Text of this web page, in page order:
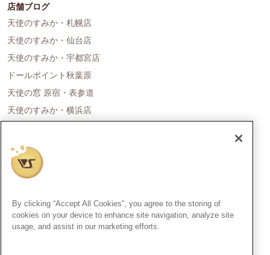
店舗ブログ
天使のすみか・札幌店
天使のすみか・仙台店
天使のすみか・宇都宮店
ドールポイント秋葉原
天使の窓 原宿・表参道
天使のすみか・横浜店
天使の里 霞中庵
ドールポイント大阪
天使のすみか・神戸店
天使のすみか・福岡店
By clicking “Accept All Cookies”, you agree to the storing of
cookies on your device to enhance site navigation, analyze site
usage, and assist in our marketing efforts.